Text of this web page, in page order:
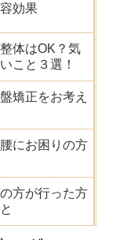
効果
体はOK？気
こと３選！
矯正をお考え
にお困りの方
方が行った方